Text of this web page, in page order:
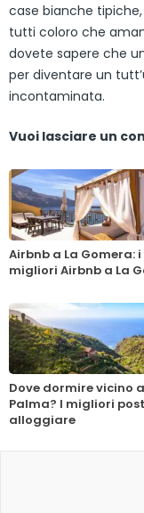
case bianche
tutti coloro che
dovete sapere che
per diventare un
incontaminata.
Vuoi lasciare un
Airbnb a La Gomera: i
migliori Airbnb a La
Dove dormire vicino
Palma? I migliori
alloggiare